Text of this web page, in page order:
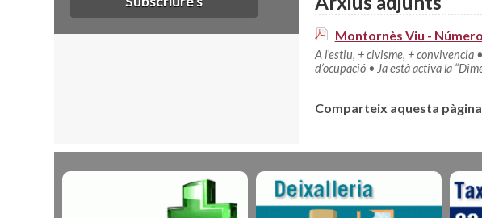
Montornès Viu -
A l’estiu, + civisme, +
d’ocupació • Ja està activa la
Comparteix aquesta